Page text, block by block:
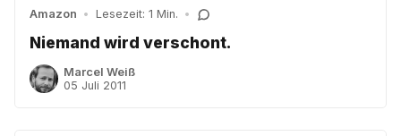
Amazon • Lesezeit: 1 Min. •
Niemand wird verschont.
Marcel Weiß
05 Juli 2011